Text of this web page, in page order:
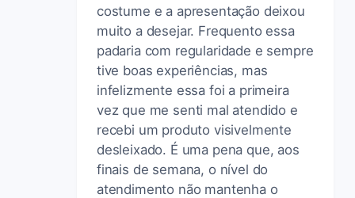
costume e a apresentação deixou
muito a desejar. Frequento essa
padaria com regularidade e sempre
tive boas experiências, mas
infelizmente essa foi a primeira
vez que me senti mal atendido e
recebi um produto visivelmente
desleixado. É uma pena que, aos
finais de semana, o nível do
atendimento não mantenha o